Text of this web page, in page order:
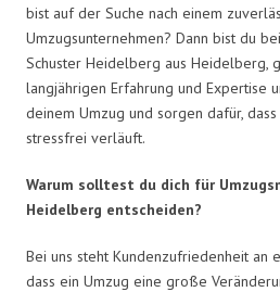
bist auf der Suche nach einem
Umzugsunternehmen? Dann bist du
Schuster Heidelberg aus Heidelberg,
langjährigen Erfahrung und Expertise
deinem Umzug und sorgen dafür,
stressfrei verläuft.
Warum solltest du dich für
Heidelberg entscheiden?
Bei uns steht Kundenzufriedenheit an
dass ein Umzug eine große